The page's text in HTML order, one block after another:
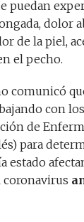
puedan
dolor
de la piel,
el pecho.
comunicó
con
de
para
estado
coronavirus